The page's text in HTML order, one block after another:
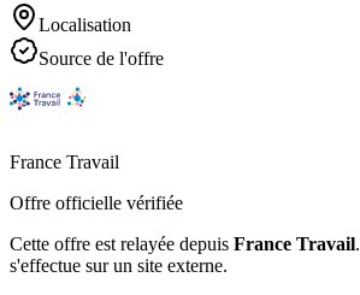
Localisation
Source de l'offre
France Travail
Offre officielle vérifiée
Cette offre est relayée depuis France Travail.
s'effectue sur un site externe.